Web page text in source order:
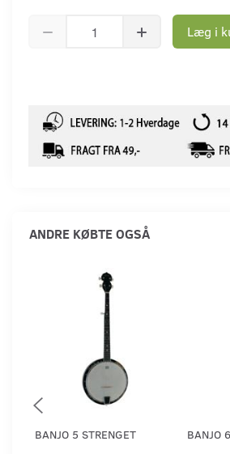
Læg i
ANDRE KØBTE OGSÅ
BANJO 5 STRENGET BANJO